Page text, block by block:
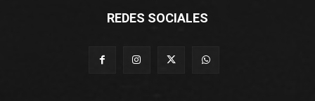
REDES SOCIALES